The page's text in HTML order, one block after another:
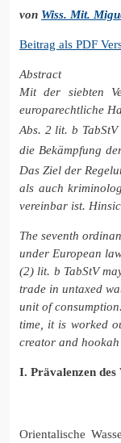
von Wiss. Mit.
Beitrag als PDF
Abstract
Mit der siebten
europarechtliche
Abs. 2 lit. b
die Bekämpfung
Das Ziel der
als auch
vereinbar ist.
The seventh
under European
(2) lit. b TabStV
trade in untaxed
unit of
time, it is worked
creator and
I. Prävalenzen des
Orientalische